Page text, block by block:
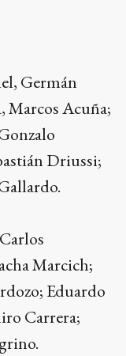
Germán
Marcos Acuña;
Driussi;
Marcich;
Eduardo
Carrera;